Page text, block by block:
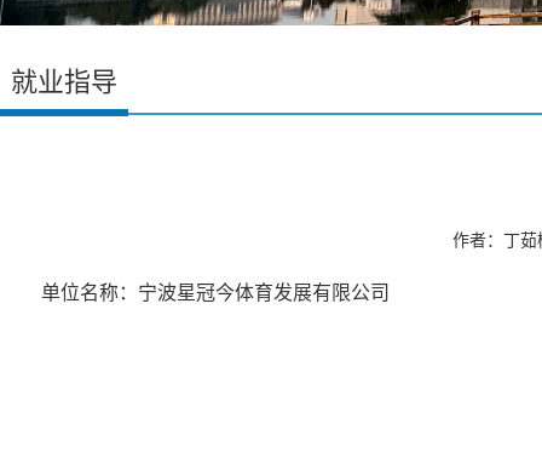
就业指导
作者：丁茹
单位名称： 宁波星冠今体育发展有限公司